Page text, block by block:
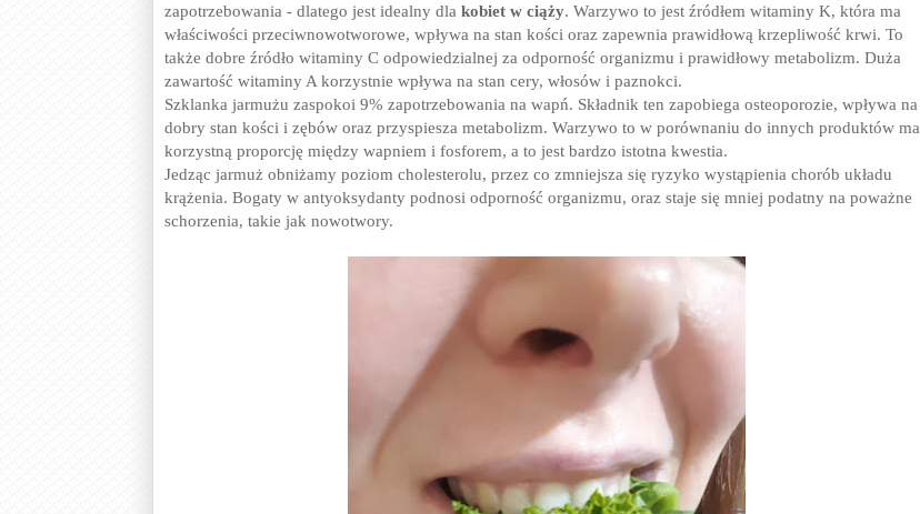
zapotrzebowania - dlatego jest idealny dla kobiet w ciąży. Warzywo to jest źródłem witaminy K, która ma
właściwości przeciwnowotworowe, wpływa na stan kości oraz zapewnia prawidłową krzepliwość krwi. To
także dobre źródło witaminy C odpowiedzialnej za odporność organizmu i prawidłowy metabolizm. Duża
zawartość witaminy A korzystnie wpływa na stan cery, włosów i paznokci.
Szklanka jarmużu zaspokoi 9% zapotrzebowania na wapń. Składnik ten zapobiega osteoporozie, wpływa na
dobry stan kości i zębów oraz przyspiesza metabolizm. Warzywo to w porównaniu do innych produktów ma
korzystną proporcję między wapniem i fosforem, a to jest bardzo istotna kwestia.
Jedząc jarmuż obniżamy poziom cholesterolu, przez co zmniejsza się ryzyko wystąpienia chorób układu
krążenia. Bogaty w antyoksydanty podnosi odporność organizmu, oraz staje się mniej podatny na poważne
schorzenia, takie jak nowotwory.